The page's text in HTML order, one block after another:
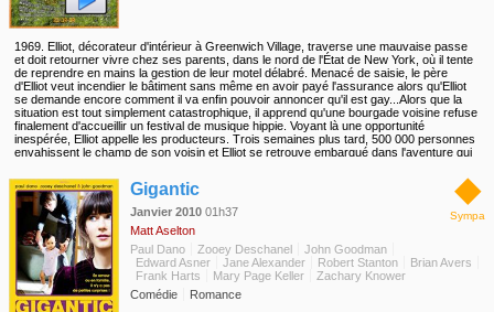
1969. Elliot, décorateur d'intérieur à Greenwich Village, traverse une mauvaise passe
et doit retourner vivre chez ses parents, dans le nord de l'État de New York, où il tente
de reprendre en mains la gestion de leur motel délabré. Menacé de saisie, le père
d'Elliot veut incendier le bâtiment sans même en avoir payé l'assurance alors qu'Elliot
se demande encore comment il va enfin pouvoir annoncer qu'il est gay...Alors que la
situation est tout simplement catastrophique, il apprend qu'une bourgade voisine refuse
finalement d'accueillir un festival de musique hippie. Voyant là une opportunité
inespérée, Elliot appelle les producteurs. Trois semaines plus tard, 500 000 personnes
envahissent le champ de son voisin et Elliot se retrouve embarqué dans l'aventure qui
◆
Sympa
Gigantic
Janvier 2010 01h37
Matt Aselton
Paul Dano
Zooey Deschanel
John Goodman
Edward Asner
Jane Alexander Robert Stanton
Brian Avers
Frank Harts
Mary Page Keller
Zachary Knower
Comédie
Romance